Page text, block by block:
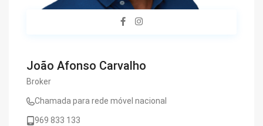
João Afonso Carvalho
Broker
Chamada para rede móvel nacional
969 833 133